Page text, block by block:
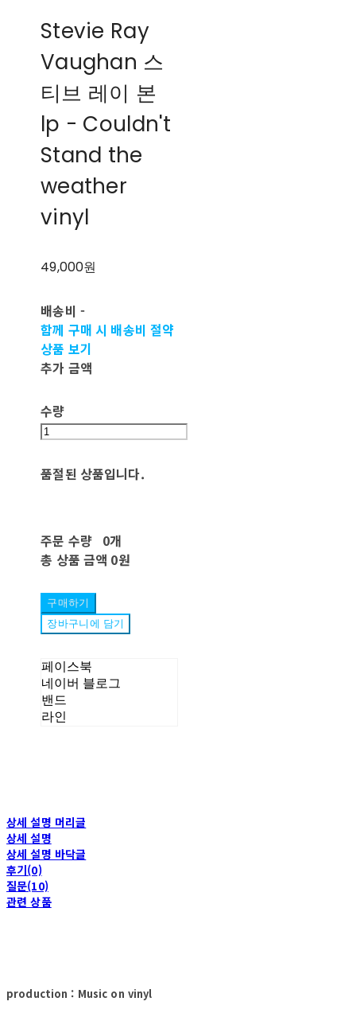
Stevie Ray
Vaughan 스
티브 레이 본
lp - Couldn't
Stand the
weather
vinyl
49,000원
배송비 -
함께 구매 시 배송비 절약
상품 보기
추가 금액
수량
품절된 상품입니다.
주문 수량 0개
총 상품 금액 0원
구매하기
장바구니에 담기
페이스북
네이버 블로그
밴드
라인
상세 설명 머리글
상세 설명
상세 설명 바닥글
후기(0)
질문(10)
관련 상품
production : Music on vinyl